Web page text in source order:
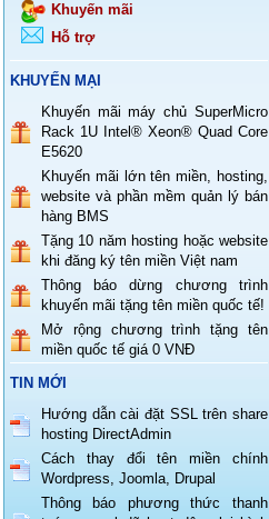
Khuyến mãi
Hỗ trợ
KHUYẾN MẠI
Khuyến mãi máy chủ SuperMicro
Rack 1U Intel® Xeon® Quad Core
E5620
Khuyến mãi lớn tên miền, hosting,
website và phần mềm quản lý bán
hàng BMS
Tặng 10 năm hosting hoặc website
khi đăng ký tên miền Việt nam
Thông báo dừng chương trình
khuyến mãi tặng tên miền quốc tế!
Mở rộng chương trình tặng tên
miền quốc tế giá 0 VNĐ
TIN MỚI
Hướng dẫn cài đặt SSL trên share
hosting DirectAdmin
Cách thay đổi tên miền chính
Wordpress, Joomla, Drupal
Thông báo phương thức thanh